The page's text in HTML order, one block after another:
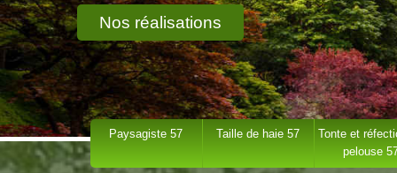
Nos réalisations
Paysagiste 57 Taille de haie 57
Tonte et
pelouse